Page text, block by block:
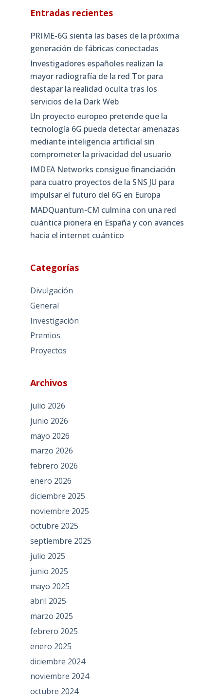
Entradas recientes
PRIME-6G sienta las bases de la próxima
generación de fábricas conectadas
Investigadores españoles realizan la
mayor radiografía de la red Tor para
destapar la realidad oculta tras los
servicios de la Dark Web
Un proyecto europeo pretende que la
tecnología 6G pueda detectar amenazas
mediante inteligencia artificial sin
comprometer la privacidad del usuario
IMDEA Networks consigue financiación
para cuatro proyectos de la SNS JU para
impulsar el futuro del 6G en Europa
MADQuantum-CM culmina con una red
cuántica pionera en España y con avances
hacia el internet cuántico
Categorías
Divulgación
General
Investigación
Premios
Proyectos
Archivos
julio 2026
junio 2026
mayo 2026
marzo 2026
febrero 2026
enero 2026
diciembre 2025
noviembre 2025
octubre 2025
septiembre 2025
julio 2025
junio 2025
mayo 2025
abril 2025
marzo 2025
febrero 2025
enero 2025
diciembre 2024
noviembre 2024
octubre 2024